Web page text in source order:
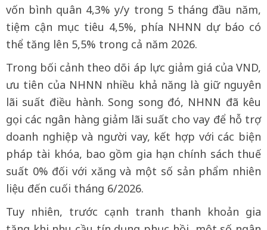
vốn bình quân 4,3% y/y trong 5 tháng đầu năm,
tiệm cận mục tiêu 4,5%, phía NHNN dự báo có
thể tăng lên 5,5% trong cả năm 2026.
Trong bối cảnh theo dõi áp lực giảm giá của VND,
ưu tiên của NHNN nhiều khả năng là giữ nguyên
lãi suất điều hành. Song song đó, NHNN đã kêu
gọi các ngân hàng giảm lãi suất cho vay để hỗ trợ
doanh nghiệp và người vay, kết hợp với các biện
pháp tài khóa, bao gồm gia hạn chính sách thuế
suất 0% đối với xăng và một số sản phẩm nhiên
liệu đến cuối tháng 6/2026.
Tuy nhiên, trước cạnh tranh thanh khoản gia